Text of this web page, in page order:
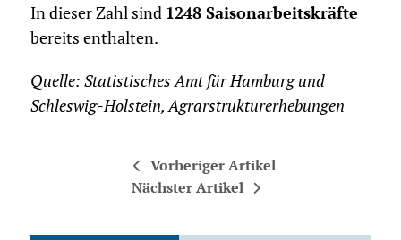
In dieser Zahl sind 1248 Saisonarbeitskräfte
bereits enthalten.
Quelle: Statistisches Amt für Hamburg und
Schleswig-Holstein, Agrarstrukturerhebungen
Vorheriger Artikel
Nächster Artikel